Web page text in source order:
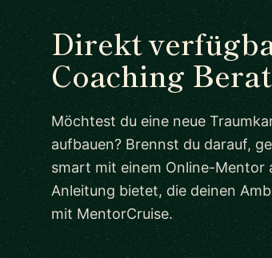
Direkt
Coaching
Möchtest du eine neue
aufbauen? Brennst du darauf,
smart mit einem Online-Mentor
Anleitung bietet, die deinen
mit MentorCruise.